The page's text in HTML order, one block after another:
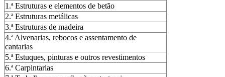
1.ª Estruturas e elementos de betão
2.ª Estruturas metálicas
3.ª Estruturas de madeira
4.ª Alvenarias, rebocos e assentamento de
cantarias
5.ª Estuques, pinturas e outros revestimentos
6.ª Carpintarias